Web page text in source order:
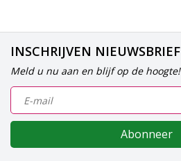
INSCHRIJVEN NIEUWSBRIEF
Meld u nu aan en blijf op de hoogte!
Abonneer